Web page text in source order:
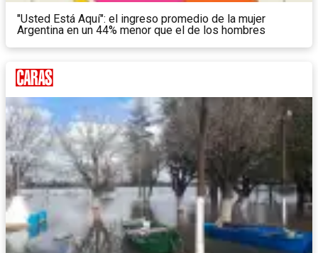
"Usted Está Aquí": el ingreso promedio de la mujer
Argentina en un 44% menor que el de los hombres